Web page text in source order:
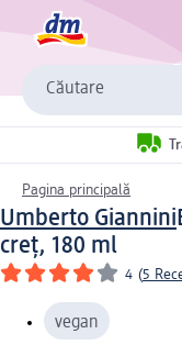
Căutare
Pagina principală
Umberto Giannini
creț, 180 ml
4 (5
vegan